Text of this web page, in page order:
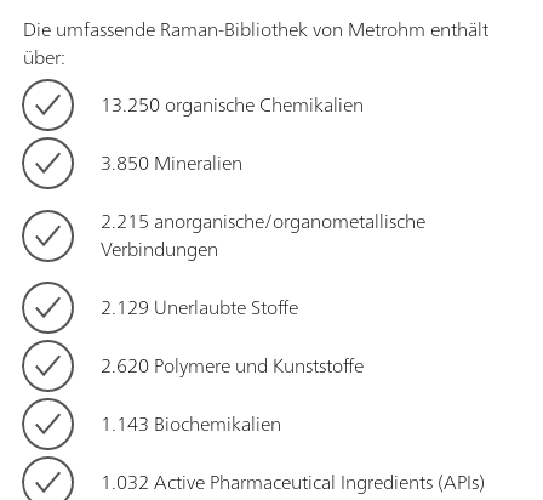
Die umfassende Raman-Bibliothek von Metrohm enthält
über:
13.250 organische Chemikalien
3.850 Mineralien
2.215 anorganische/organometallische
Verbindungen
2.129 Unerlaubte Stoffe
2.620 Polymere und Kunststoffe
1.143 Biochemikalien
1.032 Active Pharmaceutical Ingredients (APIs)